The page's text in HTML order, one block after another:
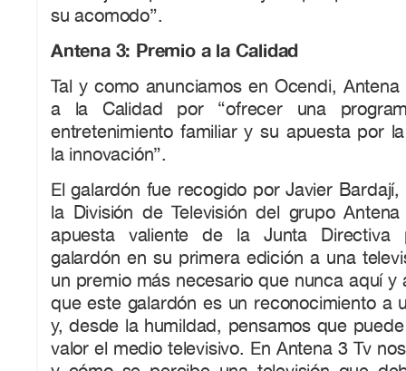
su acomodo”.
Antena 3: Premio a la Calidad
Tal y como anunciamos en Ocendi,
a la Calidad por “ofrecer una
entretenimiento familiar y su apuesta por
la innovación”.
El galardón fue recogido por Javier
la División de Televisión del grupo
apuesta valiente de la Junta Directiva
galardón en su primera edición a una
un premio más necesario que nunca aquí y
que este galardón es un reconocimiento a
y, desde la humildad, pensamos que
valor el medio televisivo. En Antena 3 Tv